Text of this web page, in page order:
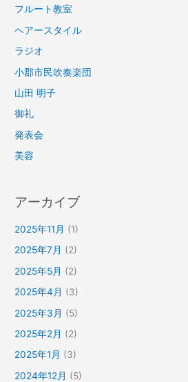
フルート教室
ヘアースタイル
ラジオ
小郡市民吹奏楽団
山田 明子
御礼
発表会
美容
アーカイブ
2025年11月 (1)
2025年7月 (2)
2025年5月 (2)
2025年4月 (3)
2025年3月 (5)
2025年2月 (2)
2025年1月 (3)
2024年12月 (5)